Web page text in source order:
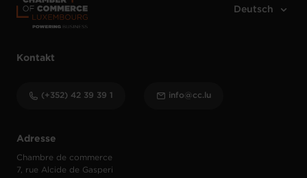
Adresse
Chambre de commerce
7, rue Alcide de Gasperi
Kontakt
(+352) 42 39 39 1 info@cc.lu